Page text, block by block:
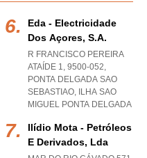
Eda - Electricidade
Dos Açores, S.a.
R FRANCISCO PEREIRA
ATAÍDE 1, 9500-052,
PONTA DELGADA SAO
SEBASTIAO, ILHA SAO
MIGUEL PONTA DELGADA
Ilídio Mota - Petróleos
E Derivados, Lda